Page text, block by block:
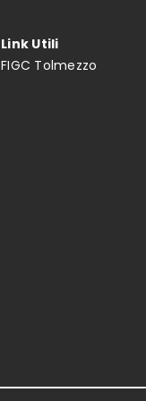
Link Utili
FIGC Tolmezzo